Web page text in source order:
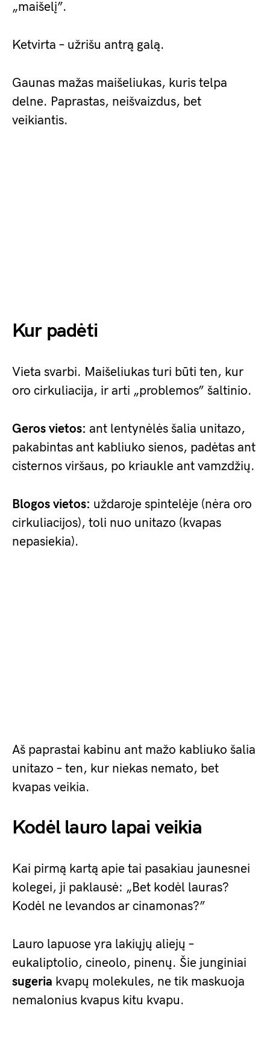
„maišelį”.
Ketvirta – užrišu antrą galą.
Gaunas mažas maišeliukas, kuris telpa
delne. Paprastas, neišvaizdus, bet
veikiantis.
Kur padėti
Vieta svarbi. Maišeliukas turi būti ten, kur
oro cirkuliacija, ir arti „problemos” šaltinio.
Geros vietos: ant lentynėlės šalia unitazo,
pakabintas ant kabliuko sienos, padėtas ant
cisternos viršaus, po kriaukle ant vamzdžių.
Blogos vietos: uždaroje spintelėje (nėra oro
cirkuliacijos), toli nuo unitazo (kvapas
nepasiekia).
Aš paprastai kabinu ant mažo kabliuko šalia
unitazo – ten, kur niekas nemato, bet
kvapas veikia.
Kodėl lauro lapai veikia
Kai pirmą kartą apie tai pasakiau jaunesnei
kolegei, ji paklausė: „Bet kodėl lauras?
Kodėl ne levandos ar cinamonas?”
Lauro lapuose yra lakiųjų aliejų –
eukaliptolio, cineolo, pinenų. Šie junginiai
sugeria kvapų molekules, ne tik maskuoja
nemalonius kvapus kitu kvapu.